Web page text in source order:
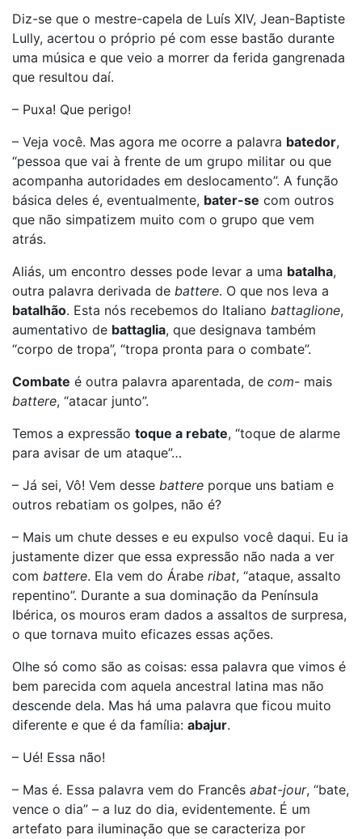
Diz-se que o mestre-capela de Luís XIV, Jean-Baptiste
Lully, acertou o próprio pé com esse bastão durante
uma música e que veio a morrer da ferida gangrenada
que resultou daí.
– Puxa! Que perigo!
– Veja você. Mas agora me ocorre a palavra batedor,
“pessoa que vai à frente de um grupo militar ou que
acompanha autoridades em deslocamento”. A função
básica deles é, eventualmente, bater-se com outros
que não simpatizem muito com o grupo que vem
atrás.
Aliás, um encontro desses pode levar a uma batalha,
outra palavra derivada de battere. O que nos leva a
batalhão. Esta nós recebemos do Italiano battaglione,
aumentativo de battaglia, que designava também
“corpo de tropa”, “tropa pronta para o combate”.
Combate é outra palavra aparentada, de com- mais
battere, “atacar junto”.
Temos a expressão toque a rebate, “toque de alarme
para avisar de um ataque”…
– Já sei, Vô! Vem desse battere porque uns batiam e
outros rebatiam os golpes, não é?
– Mais um chute desses e eu expulso você daqui. Eu ia
justamente dizer que essa expressão não nada a ver
com battere. Ela vem do Árabe ribat, “ataque, assalto
repentino”. Durante a sua dominação da Península
Ibérica, os mouros eram dados a assaltos de surpresa,
o que tornava muito eficazes essas ações.
Olhe só como são as coisas: essa palavra que vimos é
bem parecida com aquela ancestral latina mas não
descende dela. Mas há uma palavra que ficou muito
diferente e que é da família: abajur.
– Ué! Essa não!
– Mas é. Essa palavra vem do Francês abat-jour, “bate,
vence o dia” – a luz do dia, evidentemente. É um
artefato para iluminação que se caracteriza por